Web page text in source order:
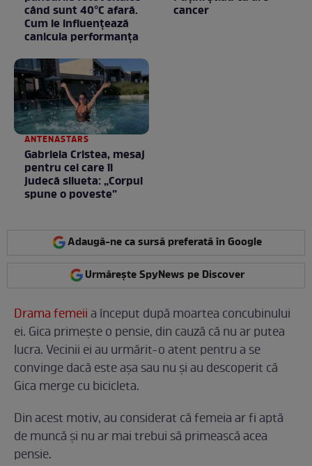
când sunt 40°C afară.
Cum le influențează
canicula performanța
cancer
ANTENASTARS
Gabriela Cristea, mesaj
pentru cei care îi
judecă silueta: „Corpul
spune o poveste”
Adaugă-ne ca sursă preferată în Google
Urmărește SpyNews pe Discover
Drama femeiia început după moartea concubinului
ei. Gica primește o pensie, din cauză că nu ar putea
lucra. Vecinii ei au urmărit-o atent pentru a se
convinge dacă este așa sau nu și au descoperit că
Gica merge cu bicicleta.
Din acest motiv, au considerat că femeia ar fi aptă
de muncă și nu ar mai trebui să primească acea
pensie.